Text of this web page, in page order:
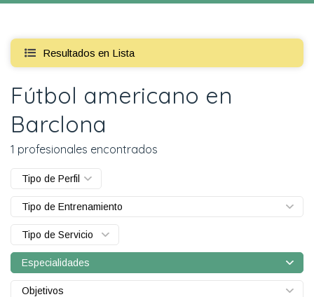
Resultados en Lista
Fútbol americano en
Barclona
1 profesionales encontrados
Tipo de Perfil
Tipo de Entrenamiento
Tipo de Servicio
Especialidades
Objetivos